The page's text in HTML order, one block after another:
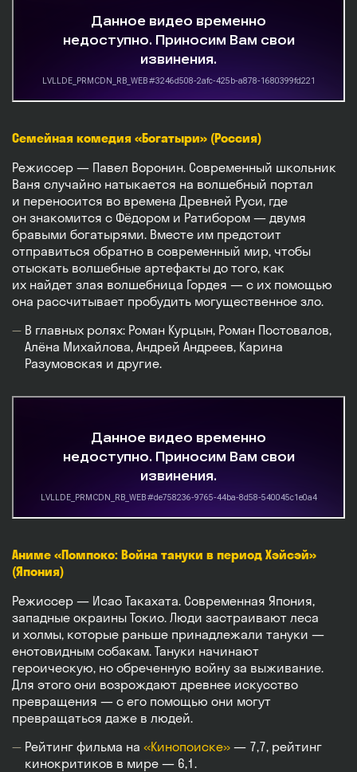
Семейная комедия «Богатыри» (Россия)
Режиссер — Павел Воронин. Современный школьник
Ваня случайно натыкается на волшебный портал
и переносится во времена Древней Руси, где
он знакомится с Фёдором и Ратибором — двумя
бравыми богатырями. Вместе им предстоит
отправиться обратно в современный мир, чтобы
отыскать волшебные артефакты до того, как
их найдет злая волшебница Гордея — с их помощью
она рассчитывает пробудить могущественное зло.
В главных ролях: Роман Курцын, Роман Постовалов,
Алёна Михайлова, Андрей Андреев, Карина
Разумовская и другие.
Аниме «Помпоко: Война тануки в период Хэйсэй»
(Япония)
Режиссер — Исао Такахата. Современная Япония,
западные окраины Токио. Люди застраивают леса
и холмы, которые раньше принадлежали тануки —
енотовидным собакам. Тануки начинают
героическую, но обреченную войну за выживание.
Для этого они возрождают древнее искусство
превращения — с его помощью они могут
превращаться даже в людей.
Рейтинг фильма на «Кинопоиске» — 7,7, рейтинг
кинокритиков в мире — 6,1.